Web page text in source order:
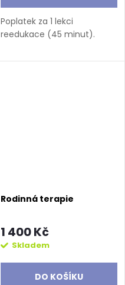
Poplatek za 1 lekci
reedukace (45 minut).
Rodinná terapie
1 400 Kč
Skladem
DO KOŠÍKU